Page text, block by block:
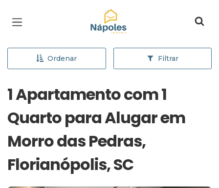
Página inicial
Ordenar Filtrar
1 Apartamento com 1
Quarto para Alugar em
Morro das Pedras,
Florianópolis, SC